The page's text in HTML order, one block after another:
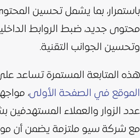
باستمرار، بما يشمل تحسين
محتوى جديد، ضبط الروابط
وتحسين الجوانب التقنية.
هذه المتابعة المستمرة تساعد
الموقع في الصفحة الأولى،
عدد الزوار والعملاء
مع شركة سيو ملتزمة يضمن أن